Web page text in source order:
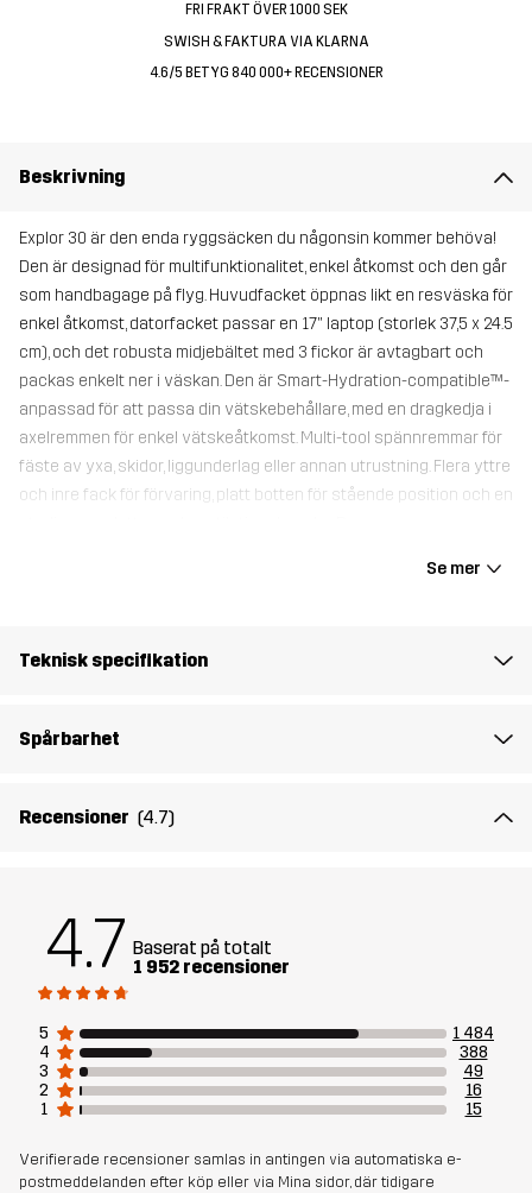
FRI FRAKT ÖVER 1000 SEK
SWISH & FAKTURA VIA KLARNA
4.6/5 BETYG 840 000+ RECENSIONER
Beskrivning
Explor 30 är den enda ryggsäcken du någonsin kommer behöva!
Den är designad för multifunktionalitet, enkel åtkomst och den går
som handbagage på flyg. Huvudfacket öppnas likt en resväska för
enkel åtkomst, datorfacket passar en 17" laptop (storlek 37,5 x 24.5
cm), och det robusta midjebältet med 3 fickor är avtagbart och
packas enkelt ner i väskan. Den är Smart-Hydration-compatible™-
anpassad för att passa din vätskebehållare, med en dragkedja i
axelremmen för enkel vätskeåtkomst. Multi-tool spännremmar för
fäste av yxa, skidor, liggunderlag eller annan utrustning. Flera yttre
och inre fack för förvaring, platt botten för stående position och en
55 x 30 x 18 cm
Material 1
Skapad för
Artikelnummer
Se mer
Teknisk specifikation
Spårbarhet
Recensioner (4.7)
4.7 Baserat på totalt
1 952 recensioner
5
1 484
4
388
3
49
2
16
1
15
Verifierade recensioner samlas in antingen via automatiska e-
postmeddelanden efter köp eller via Mina sidor, där tidigare